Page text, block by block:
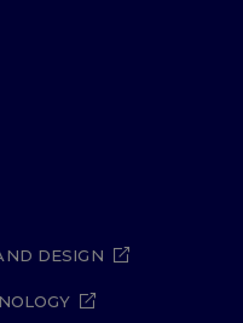
DESIGN